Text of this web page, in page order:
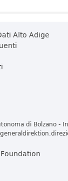
Alto Adige
di Bolzano -